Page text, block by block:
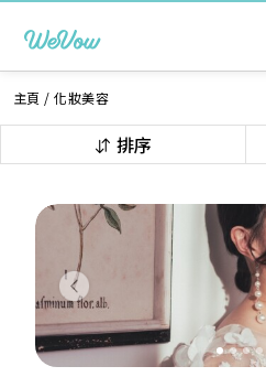
主頁 /化妝美容
排序
Previous